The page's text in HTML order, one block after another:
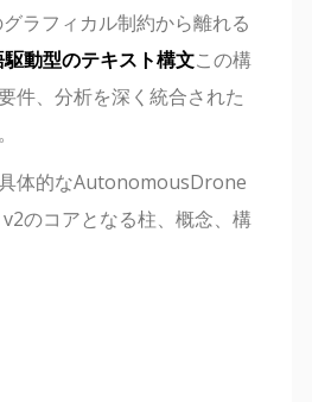
ラフィカル制約から離れる
動型のテキスト構文この構
件、分析を深く統合された
体的なAutonomousDrone
のコアとなる柱、概念、構